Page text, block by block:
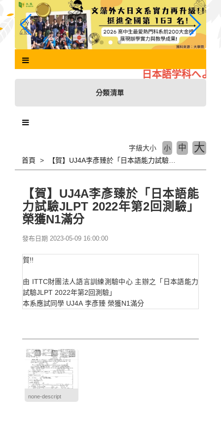
主
日本語学科へよう
分類清單
首頁
字級大小 小 中 大
【賀】UJ4A李彥臻於「日本語能
力試驗JLPT 2022年第2回測驗」
榮獲N1滿分
發布日期 2023-05-09 16:00:00
賀!!
由 ITTC財團法人語言訓練測驗中心 主辦之「日本語能力
試驗JLPT 2022年第2回測驗」
本系應試同學 UJ4A 李彥臻 榮獲N1滿分
none-descript